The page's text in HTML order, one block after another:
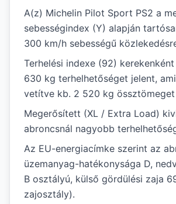
A(z) Michelin Pilot Sport PS2 a
sebességindex (Y) alapján
300 km/h sebességű
Terhelési indexe (92)
630 kg terhelhetőséget jelent,
vetítve kb. 2 520 kg össztömeget
Megerősített (XL / Extra Load)
abroncsnál nagyobb
Az EU-energiacímke szerint az
üzemanyag-hatékonysága D,
B osztályú, külső gördülési zaja
zajosztály).